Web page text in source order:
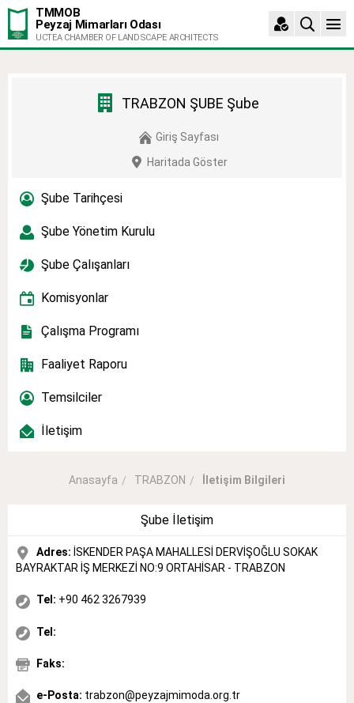
TMMOB
Peyzaj Mimarları Odası
UCTEA CHAMBER OF LANDSCAPE ARCHITECTS
TRABZON ŞUBE Şube
Giriş Sayfası
Haritada Göster
Şube Tarihçesi
Şube Yönetim Kurulu
Şube Çalışanları
Komisyonlar
Çalışma Programı
Faaliyet Raporu
Temsilciler
İletişim
Anasayfa TRABZON İletişim Bilgileri
Şube İletişim
Adres: İSKENDER PAŞA MAHALLESİ DERVİŞOĞLU SOKAK
BAYRAKTAR İŞ MERKEZİ NO:9 ORTAHİSAR - TRABZON
Tel: +90 462 3267939
Tel:
Faks:
e-Posta: trabzon@peyzajmimoda.org.tr